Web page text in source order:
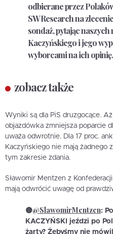
odbierane przez
SW Research na
sondaż, pytając
Kaczyńskiego i jego
wyborcami na ich opinię.
zobacz także
Wyniki są dla PiS druzgocące.
objazdówka zmniejsza poparcie
uważa odwrotnie. Dla 17 proc.
Kaczyńskiego nie mają żadnego
tym zakresie zdania.
Sławomir Mentzen z
mają odwrócić uwagę od
🟡@SlawomirMentzen:
KACZYŃSKI jeździ po
żarty? Żebyśmy nie